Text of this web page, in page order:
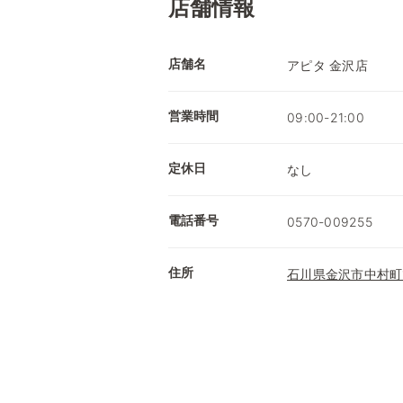
店舗情報
店舗名 アピタ 金沢店
営業時間 09:00-21:00
定休日 なし
電話番号 0570-009255
住所 石川県金沢市中村